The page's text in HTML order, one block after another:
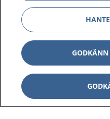
1177 tryggt om
På 1177.se får du råd
sjukdomar och vilka
vårdärenden. Ring
sjukvårdsrådgivning
1177 ger dig råd när du